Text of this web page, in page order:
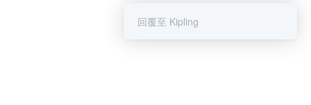
提醒您：系統會自動已讀訊息，如
回覆至 Kipling